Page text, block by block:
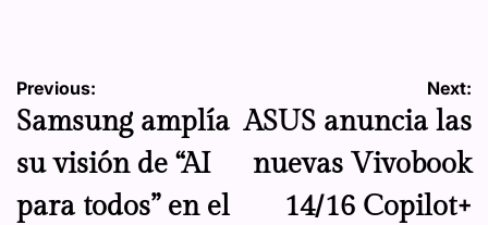
Navegación
de
entradas
Previous:
Samsung amplía
su visión de “AI
para todos” en el
Next:
ASUS anuncia las
nuevas Vivobook
14/16 Copilot+